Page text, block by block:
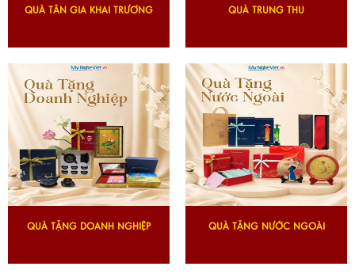
QUÀ TÂN GIA KHAI TRƯƠNG QUÀ TRUNG THU
QUÀ TẶNG DOANH NGHIỆP QUÀ TẶNG NƯỚC NGOÀI